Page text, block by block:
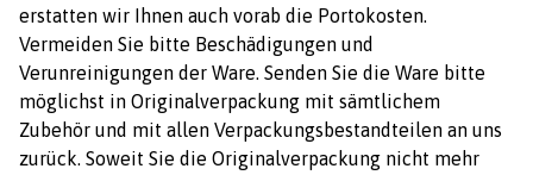
erstatten wir Ihnen auch vorab die Portokosten.
Vermeiden Sie bitte Beschädigungen und
Verunreinigungen der Ware. Senden Sie die Ware bitte
möglichst in Originalverpackung mit sämtlichem
Zubehör und mit allen Verpackungsbestandteilen an uns
zurück. Soweit Sie die Originalverpackung nicht mehr